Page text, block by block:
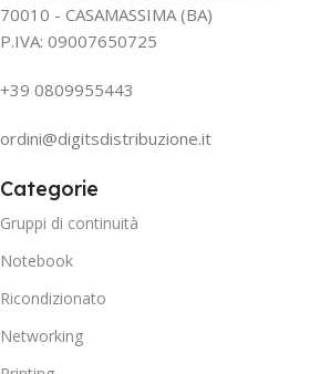
70010 - CASAMASSIMA (BA)
P.IVA: 09007650725
+39 0809955443
ordini@digitsdistribuzione.it
Categorie
Gruppi di continuità
Notebook
Ricondizionato
Networking